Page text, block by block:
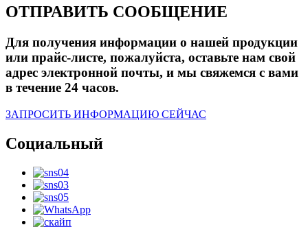
ОТПРАВИТЬ СООБЩЕНИЕ
Для получения информации о нашей продукции
или прайс-листе, пожалуйста, оставьте нам свой
адрес электронной почты, и мы свяжемся с вами
в течение 24 часов.
ЗАПРОСИТЬ ИНФОРМАЦИЮ СЕЙЧАС
Социальный